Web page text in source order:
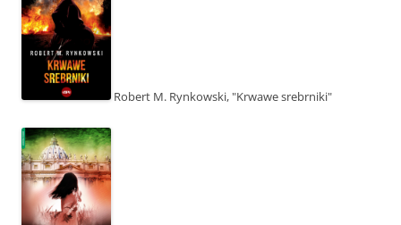
Robert M. Rynkowski, "Krwawe srebrniki"